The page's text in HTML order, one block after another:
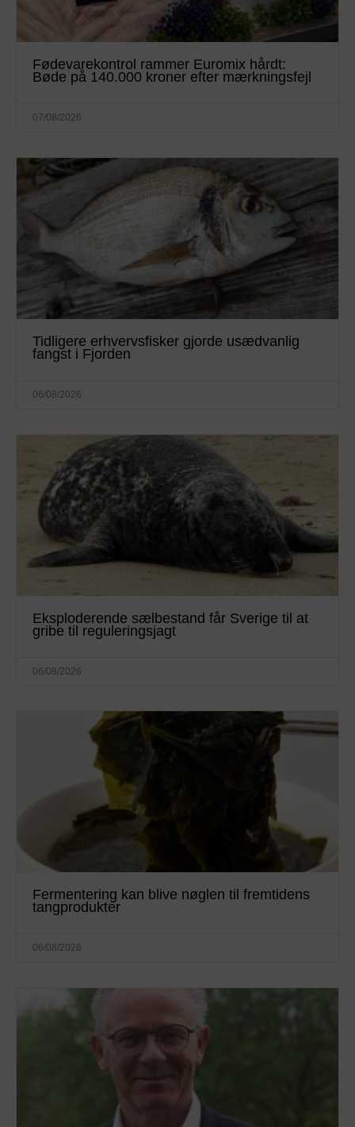
Fødevarekontrol rammer Euromix hårdt:
Bøde på 140.000 kroner efter mærkningsfejl
07/08/2026
Tidligere erhvervsfisker gjorde usædvanlig
fangst i Fjorden
06/08/2026
Eksploderende sælbestand får Sverige til at
gribe til reguleringsjagt
06/08/2026
Fermentering kan blive nøglen til fremtidens
tangprodukter
06/08/2026